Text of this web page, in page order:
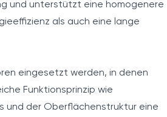
und unterstützt eine homogenere
als auch eine lange
eingesetzt werden, in denen
Funktionsprinzip wie
und der Oberflächenstruktur eine